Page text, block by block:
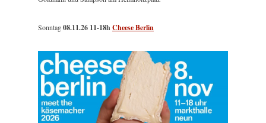
Sonntag08.11.26 11-18hCheese Berlin